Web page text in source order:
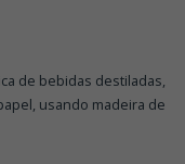
de bebidas destiladas,
usando madeira de